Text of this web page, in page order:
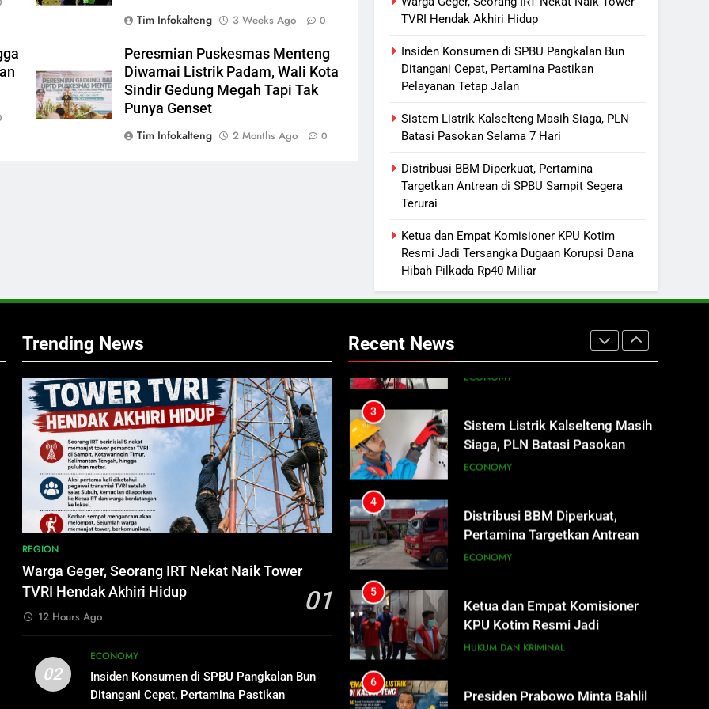
Tim Infokalteng
3 Weeks Ago 0
Peresmian Puskesmas Menteng
Diwarnai Listrik Padam, Wali Kota
Sindir Gedung Megah Tapi Tak
Punya Genset
Tim Infokalteng
2 Months Ago 0
TVRI Hendak Akhiri Hidup
Insiden Konsumen di SPBU Pangkalan Bun
Ditangani Cepat, Pertamina Pastikan
Pelayanan Tetap Jalan
Sistem Listrik Kalselteng Masih Siaga, PLN
Batasi Pasokan Selama 7 Hari
Distribusi BBM Diperkuat, Pertamina
Targetkan Antrean di SPBU Sampit Segera
Terurai
Ketua dan Empat Komisioner KPU Kotim
Resmi Jadi Tersangka Dugaan Korupsi Dana
Hibah Pilkada Rp40 Miliar
Trending News
REGION
Warga Geger, Seorang IRT Nekat Naik Tower
TVRI Hendak Akhiri Hidup
01
12 Hours Ago
02
ECONOMY
Insiden Konsumen di SPBU Pangkalan Bun
Ditangani Cepat, Pertamina Pastikan
Recent News
Nama Tokoh Anime Ramai
Dipakai Warga Indonesia, Ada
Uzumaki, D. Luffy, Shinchan,
NUSANTARA
Tak Ada Lagi Pajak Terlewat,
Palangka Raya
ECONOMY
Nekat Naik Tower TVRI Hendak
Akhiri Hidup
REGION
2
Pangkalan Bun Ditangani Cepat,
Pertamina Pastikan Pelayanan
3
Siaga, PLN Batasi Pasokan
Selama 7 Hari
ECONOMY
4
Pertamina Targetkan Antrean di
SPBU Sampit Segera Terurai
ECONOMY
5
KPU Kotim Resmi Jadi
Tersangka Dugaan Korupsi
Dana Hibah Pilkada Rp40 Miliar
HUKUM DAN KRIMINAL
6
Segera Tuntaskan Pemadaman